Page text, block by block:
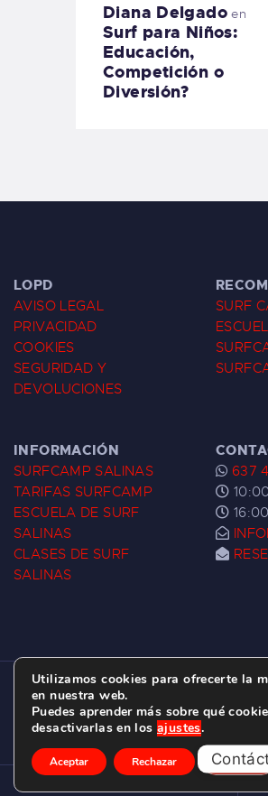
Diana Delgadoen
Surf para Niños:
Educación,
Competición o
Diversión?
LOPD
AVISO LEGAL
PRIVACIDAD
COOKIES
SEGURIDAD Y
DEVOLUCIONES
SURF
INFORMACIÓN
SURFCAMP SALINAS
TARIFAS SURFCAMP
ESCUELA DE SURF
SALINAS
CLASES DE SURF
SALINAS
637
ESCUELA DE SURF LAS
C/ BERNARDO ÁLVAREZ
(ASTURIAS)
Utilizamos cookies para ofrecerte la
en nuestra web.
Puedes aprender más sobre qué
desactivarlas en los ajustes.
Aceptar Rechazar Ajustes